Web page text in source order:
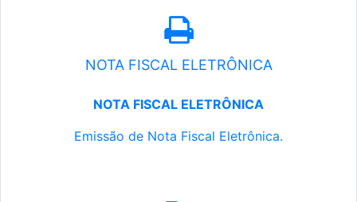
NOTA FISCAL ELETRÔNICA
NOTA FISCAL ELETRÔNICA
Emissão de Nota Fiscal Eletrônica.